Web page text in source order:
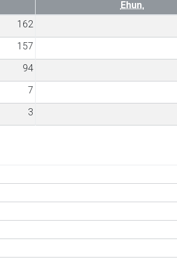
Ehun.
162
157
94
7
3